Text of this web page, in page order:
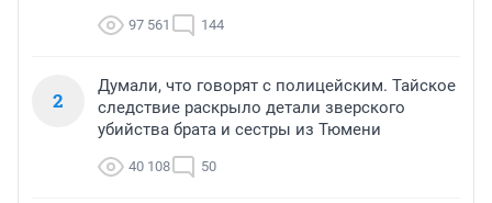
97 561 144
2
Думали, что говорят с полицейским. Тайское
следствие раскрыло детали зверского
убийства брата и сестры из Тюмени
40 108 50